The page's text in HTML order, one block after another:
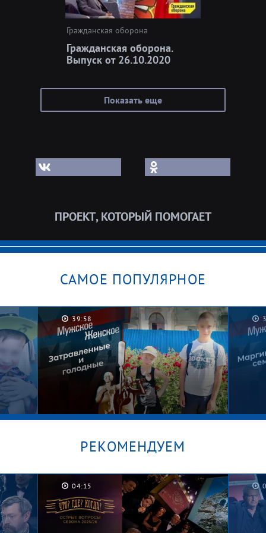
Гражданская оборона
Гражданская оборона.
Выпуск от 26.10.2020
Показать еще
ПРОЕКТ, КОТОРЫЙ ПОМОГАЕТ
САМОЕ ПОПУЛЯРНОЕ
39:58
Котлеты на шкафу. Мужское /
Женское
РЕКОМЕНДУЕМ
04:15